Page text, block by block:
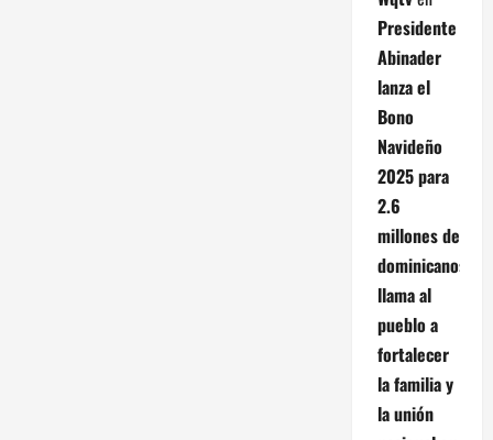
Presidente
Abinader
lanza el
Bono
Navideño
2025 para
2.6
millones de
dominicanos;
llama al
pueblo a
fortalecer
la familia y
la unión